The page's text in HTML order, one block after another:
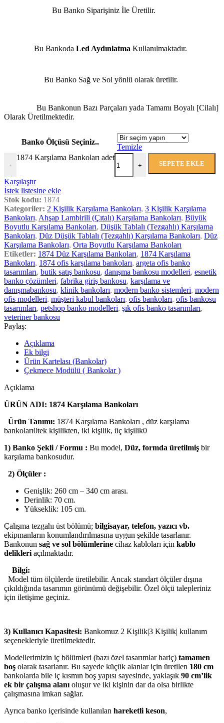
Bu Banko Siparişiniz İle Üretilir.
Bu Bankoda Led Aydınlatma Kullanılmaktadır.
Bu Banko Sağ ve Sol yönlü olarak üretilir.
Bu Bankonun Bazı Parçaları yada Tamamı Boyalı [Cilalı]
Olarak Üretilmektedir.
Banko Ölçüsü Seçiniz..
Temizle
-
1874 Karşılama Bankoları adet
+ SEPETE EKLE
Karşılaştır
İstek listesine ekle
Stok kodu: 1874
Kategoriler: 2 Kişilik Karşılama Bankoları, 3 Kişilik Karşılama
Bankoları, Ahşap Lambirili (Çıtalı) Karşılama Bankoları, Büyük
Boyutlu Karşılama Bankoları, Düşük Tablalı (Tezgahlı) Karşılama
Bankoları, Düz Düşük Tablalı (Tezgahlı) Karşılama Bankoları, Düz
Karşılama Bankoları, Orta Boyutlu Karşılama Bankoları
Etiketler: 1874 Düz Karşılama Bankoları, 1874 Karşılama
Bankoları, 1874 ofis karşılama bankoları, argeta ofis banko
tasarımları, butik satış bankosu, danışma bankosu modelleri, esnetik
banko çözümleri, fabrika giriş bankosu, karşılama ve
danışmabankosu, klinik bankoları, modern banko sistemleri, modern
ofis modelleri, müşteri kabul bankoları, ofis bankoları, ofis bankosu
tasarımları, petshop banko modelleri, şık ofis banko tasarımları,
veteriner bankosu
Paylaş:
Açıklama
Ek bilgi
Ürün Kartelası (Bankolar)
Çekmece Modülü ( Bankolar )
Açıklama
ÜRÜN ADI: 1874 Karşılama Bankoları
Ürün Tanımı: 1874 Karşılama Bankoları , düz karşılama
bankoları0tek kişilikten, iki kişilik, üç kişilik0
1) Banko Şekli / Formu : Bu model, Düz, formda üretilmiş bir
karşılama bankosudur.
2) Ölçüler :
Genişlik: 260 cm – 340 cm arası.
Derinlik: 70 cm.
Yükseklik: 105 cm.
Çalışma tezgahı üst bölümü; bilgisayar, telefon, yazıcı vb.
ekipmanların konumlandırılmasına uygun şekilde tasarlanır.
Bankonun sağ ve sol bölümlerine cihaz kabloları için kablo
delikleri açılmaktadır.
Bilgi:
Model tüm ölçülerde üretilebilir. Ancak standart ölçüler dışına
çıkıldığında tasarımın görünümü değişebilir. Özel ölçü talepleriniz
için iletişime geçiniz.
3) Kullanıcı Kapasitesi: Bankomuz 2 Kişilik|3 Kişilik| kullanım
seçenekleriyle üretilmektedir.
Modellerimizin iç bölümleri (bazı özel tasarımlar hariç) tamamen
boş olarak tasarlanır. Bu sayede küçük alanlar için üretilen 180 cm
bankolarda bile iç kısmın boş yapısı sayesinde, yaklaşık 90 cm’lik
ek bir çalışma alanı oluşur ve iki kişinin dar da olsa birlikte
çalışmasına imkan sağlar.
Ayrıca banko içerisinde kullanılan hareketli keson,